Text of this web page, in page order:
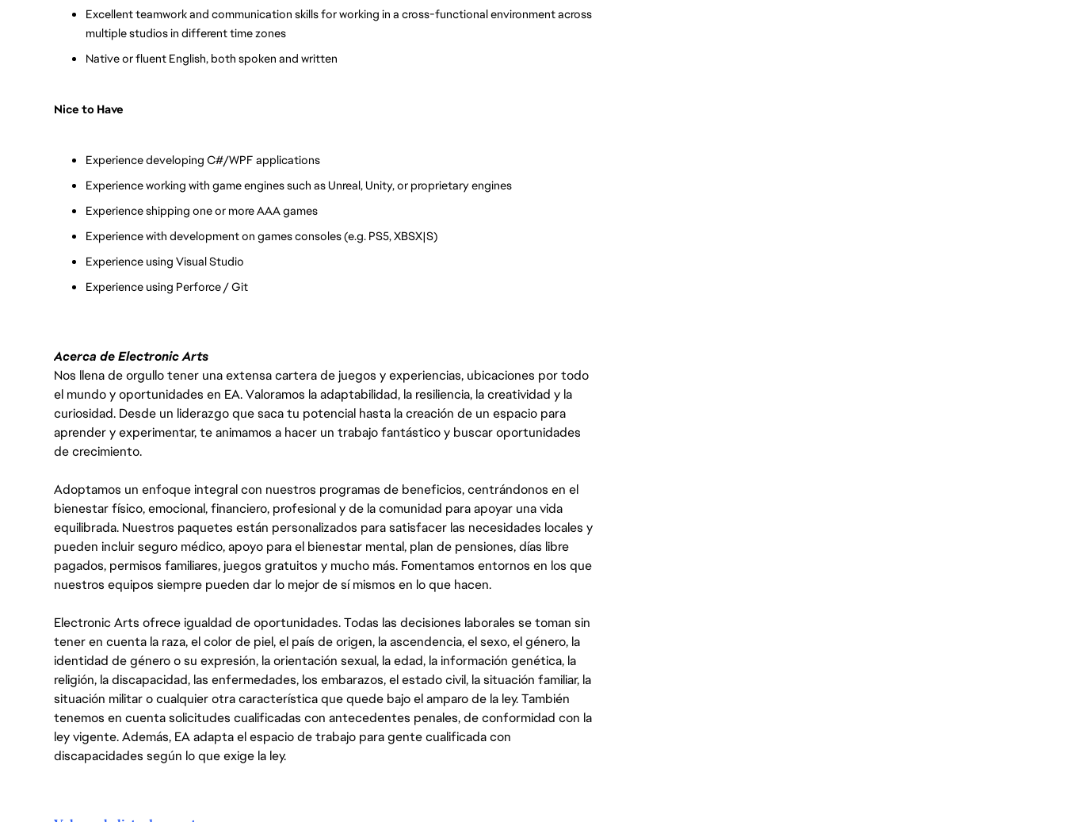
Excellent teamwork and communication skills for working in a cross-functional environment across
multiple studios in different time zones
Native or fluent English, both spoken and written
Nice to Have
Experience developing C#/WPF applications
Experience working with game engines such as Unreal, Unity, or proprietary engines
Experience shipping one or more AAA games
Experience with development on games consoles (e.g. PS5, XBSX|S)
Experience using Visual Studio
Experience using Perforce / Git
Acerca de Electronic Arts
Nos llena de orgullo tener una extensa cartera de juegos y experiencias, ubicaciones por todo
el mundo y oportunidades en EA. Valoramos la adaptabilidad, la resiliencia, la creatividad y la
curiosidad. Desde un liderazgo que saca tu potencial hasta la creación de un espacio para
aprender y experimentar, te animamos a hacer un trabajo fantástico y buscar oportunidades
de crecimiento.
Adoptamos un enfoque integral con nuestros programas de beneficios, centrándonos en el
bienestar físico, emocional, financiero, profesional y de la comunidad para apoyar una vida
equilibrada. Nuestros paquetes están personalizados para satisfacer las necesidades locales y
pueden incluir seguro médico, apoyo para el bienestar mental, plan de pensiones, días libre
pagados, permisos familiares, juegos gratuitos y mucho más. Fomentamos entornos en los que
nuestros equipos siempre pueden dar lo mejor de sí mismos en lo que hacen.
Electronic Arts ofrece igualdad de oportunidades. Todas las decisiones laborales se toman sin
tener en cuenta la raza, el color de piel, el país de origen, la ascendencia, el sexo, el género, la
identidad de género o su expresión, la orientación sexual, la edad, la información genética, la
religión, la discapacidad, las enfermedades, los embarazos, el estado civil, la situación familiar, la
situación militar o cualquier otra característica que quede bajo el amparo de la ley. También
tenemos en cuenta solicitudes cualificadas con antecedentes penales, de conformidad con la
ley vigente. Además, EA adapta el espacio de trabajo para gente cualificada con
discapacidades según lo que exige la ley.